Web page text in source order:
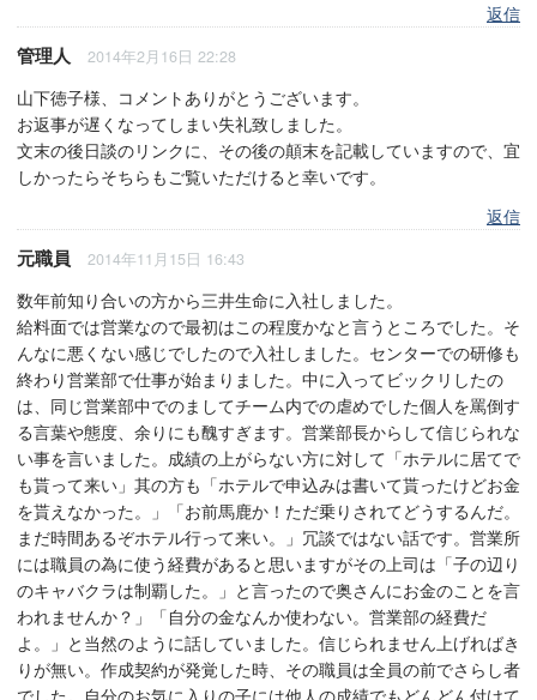
返信
管理人 2014年2月16日 22:28
山下徳子様、コメントありがとうございます。
お返事が遅くなってしまい失礼致しました。
文末の後日談のリンクに、その後の顛末を記載していますので、宜
しかったらそちらもご覧いただけると幸いです。
返信
元職員 2014年11月15日 16:43
数年前知り合いの方から三井生命に入社しました。
給料面では営業なので最初はこの程度かなと言うところでした。そ
んなに悪くない感じでしたので入社しました。センターでの研修も
終わり営業部で仕事が始まりました。中に入ってビックリしたの
は、同じ営業部中でのましてチーム内での虐めでした個人を罵倒す
る言葉や態度、余りにも醜すぎます。営業部長からして信じられな
い事を言いました。成績の上がらない方に対して「ホテルに居てで
も貰って来い」其の方も「ホテルで申込みは書いて貰ったけどお金
を貰えなかった。」「お前馬鹿か！ただ乗りされてどうするんだ。
まだ時間あるぞホテル行って来い。」冗談ではない話です。営業所
には職員の為に使う経費があると思いますがその上司は「子の辺り
のキャバクラは制覇した。」と言ったので奥さんにお金のことを言
われませんか？」「自分の金なんか使わない。営業部の経費だ
よ。」と当然のように話していました。信じられません上げればき
りが無い。作成契約が発覚した時、その職員は全員の前でさらし者
でした。自分のお気に入りの子には他人の成績でもどんどん付けて